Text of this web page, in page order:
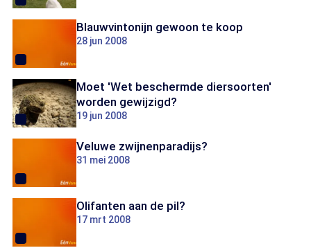
Blauwvintonijn gewoon te koop
28 jun 2008
Moet 'Wet beschermde diersoorten'
worden gewijzigd?
19 jun 2008
Veluwe zwijnenparadijs?
31 mei 2008
Olifanten aan de pil?
17 mrt 2008